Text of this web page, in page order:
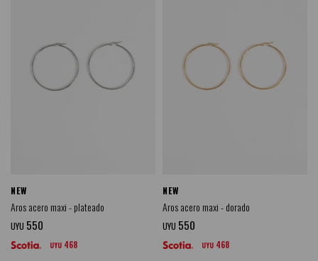
NEW
Aros acero maxi - plateado
UYU 550
UYU 468
NEW
Aros acero maxi - dorado
UYU 550
UYU 468